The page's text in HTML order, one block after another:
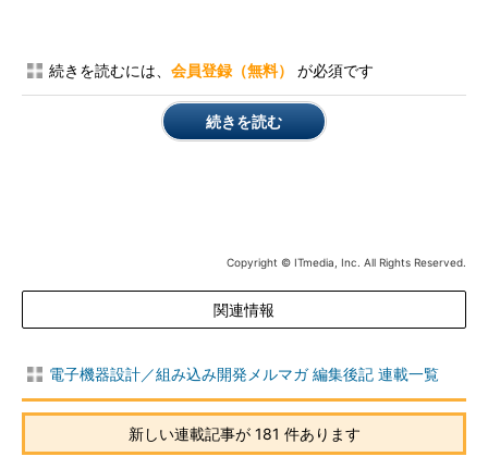
続きを読むには、 会員登録（無料） が必須です
続きを読む
Copyright © ITmedia, Inc. All Rights Reserved.
関連情報
電子機器設計／組み込み開発メルマガ 編集後記 連載一覧
新しい連載記事が 181 件あります